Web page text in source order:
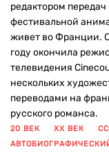
редактором
фестивальной
живет во Франции.
году окончила
телевидения
нескольких
переводами на
русского романса.
20 ВЕК XX ВЕК